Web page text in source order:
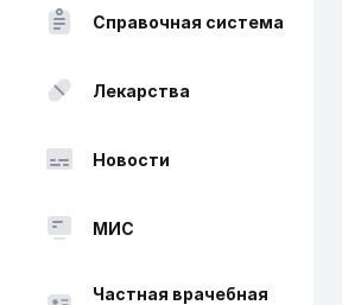
Справочная система
Лекарства
Новости
МИС
Частная врачебная